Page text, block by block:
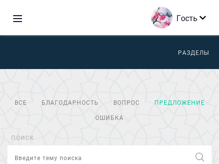
Гость
РАЗДЕЛЫ
ВСЕ БЛАГОДАРНОСТЬ ВОПРОС
ПРЕДЛОЖЕНИЕ
ОШИБКА
ПОИСК